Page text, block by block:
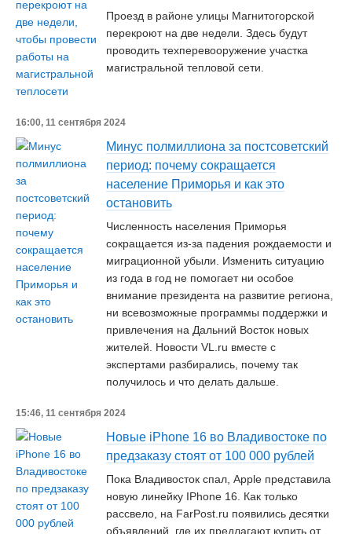
Проезд в районе улицы Магнитогорской
перекроют на две недели. Здесь будут
проводить техперевооружение участка
магистральной тепловой сети.
16:00, 11 сентября 2024
Минус полмиллиона за постсоветский
период: почему сокращается
население Приморья и как это
остановить
Численность населения Приморья
сокращается из-за падения рождаемости и
миграционной убыли. Изменить ситуацию
из года в год не помогает ни особое
внимание президента на развитие региона,
ни всевозможные программы поддержки и
привлечения на Дальний Восток новых
жителей. Новости VL.ru вместе с
экспертами разбирались, почему так
получилось и что делать дальше.
15:46, 11 сентября 2024
Новые iPhone 16 во Владивостоке по
предзаказу стоят от 100 000 рублей
Пока Владивосток спал, Apple представила
новую линейку IPhone 16. Как только
рассвело, на FarPost.ru появились десятки
объявлений, где их предлагают купить от